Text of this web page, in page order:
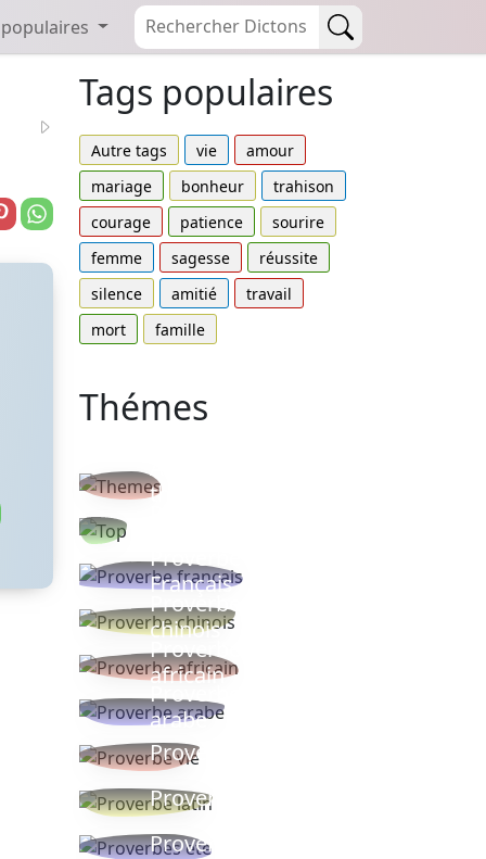
Tags populaires
Autre tags vie
amour
mariage
bonheur
trahison
courage
patience
sourire
femme
sagesse
réussite
silence
amitié
travail
mort
famille
Thémes
thèmes
Proverbe
Français
Proverbe
chinois
Proverbe
africain
Proverbe
arabe
Proverbe vie
Proverbe latin
Proverbes ete